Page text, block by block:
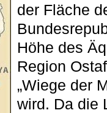
der Fläche
Höhe des
Region
„Wiege der
wird. Da die